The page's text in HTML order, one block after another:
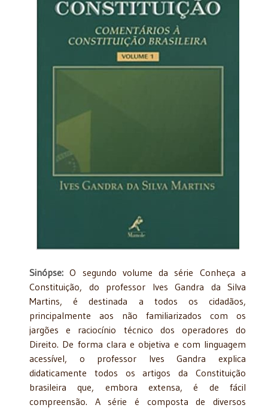
Sinópse:O segundo volume da série Conheça a
Constituição, do professor Ives Gandra da Silva
Martins, é destinada a todos os cidadãos,
principalmente aos não familiarizados com os
jargões e raciocínio técnico dos operadores do
Direito. De forma clara e objetiva e com linguagem
acessível, o professor Ives Gandra explica
didaticamente todos os artigos da Constituição
brasileira que, embora extensa, é de fácil
compreensão. A série é composta de diversos